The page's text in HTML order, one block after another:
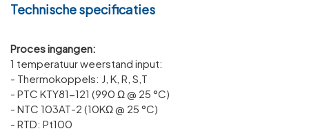
Technische specificaties
Proces ingangen:
1 temperatuur weerstand input:
- Thermokoppels: J, K, R, S,T
- PTC KTY81-121 (990 Ω @ 25 °C)
- NTC 103AT-2 (10KΩ @ 25 °C)
- RTD: Pt100